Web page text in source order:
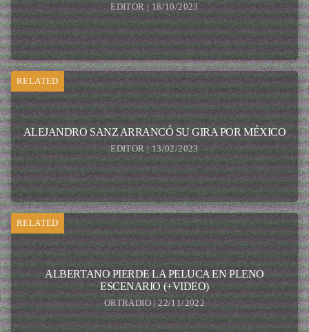
EDITOR | 18/10/2023
RELATED
ALEJANDRO SANZ ARRANCÓ SU GIRA POR MÉXICO
EDITOR | 13/02/2023
RELATED
ALBERTANO PIERDE LA PELUCA EN PLENO
ESCENARIO (+VIDEO)
ORTRADIO | 22/11/2022